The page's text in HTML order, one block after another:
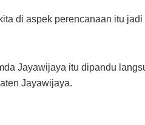
di aspek perencanaan itu
Jayawijaya itu dipandu
Jayawijaya.